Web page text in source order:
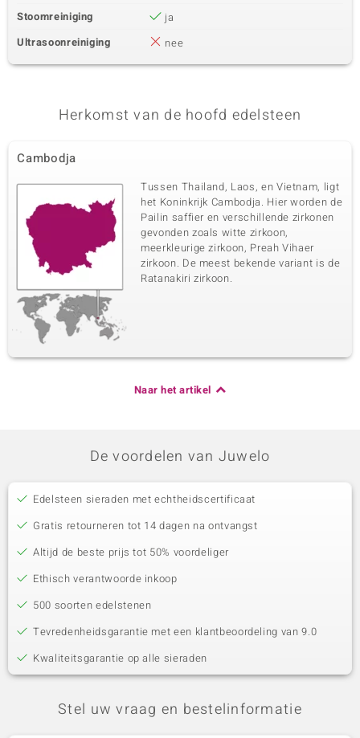
Stoomreiniging
ja
Ultrasoonreiniging
nee
Herkomst van de hoofd edelsteen
Cambodja
Tussen Thailand, Laos, en Vietnam, ligt
het Koninkrijk Cambodja. Hier worden de
Pailin saffier en verschillende zirkonen
gevonden zoals witte zirkoon,
meerkleurige zirkoon, Preah Vihaer
zirkoon. De meest bekende variant is de
Ratanakiri zirkoon.
Naar het artikel
De voordelen van Juwelo
Edelsteen sieraden met echtheidscertificaat
Gratis retourneren tot 14 dagen na ontvangst
Altijd de beste prijs tot 50% voordeliger
Ethisch verantwoorde inkoop
500 soorten edelstenen
Tevredenheidsgarantie met een klantbeoordeling van 9.0
Kwaliteitsgarantie op alle sieraden
Stel uw vraag en bestelinformatie